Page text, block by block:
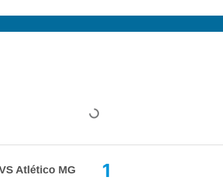
Atlético MG 1